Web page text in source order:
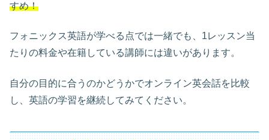
すめ！
フォニックス英語が学べる点では一緒でも、1レッスン当
たりの料金や在籍している講師には違いがあります。
自分の目的に合うのかどうかでオンライン英会話を比較
し、英語の学習を継続してみてください。